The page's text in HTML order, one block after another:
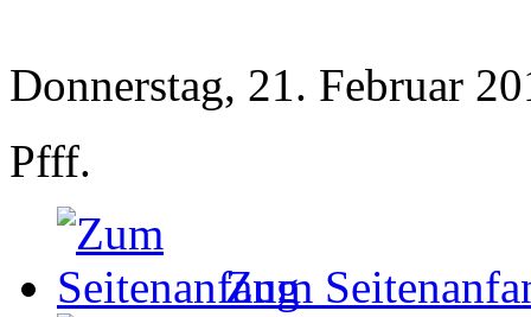
Donnerstag, 21. Februar
Pfff.
Zum